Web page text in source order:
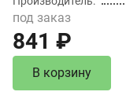
под заказ
841 ₽
В корзину